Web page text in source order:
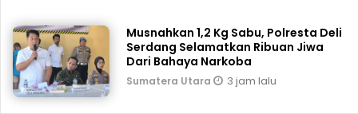
Musnahkan 1,2 Kg Sabu, Polresta Deli
Serdang Selamatkan Ribuan Jiwa
Dari Bahaya Narkoba
Sumatera Utara 3 jam lalu